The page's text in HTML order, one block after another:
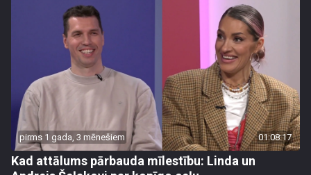
pirms 1 gada, 3 mēnešiem 01:08:17
Kad attālums pārbauda mīlestību: Linda un